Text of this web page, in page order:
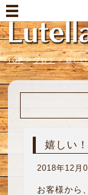
TOP > ブログ > 嬉し
嬉しい！
2018年12月
お客様から